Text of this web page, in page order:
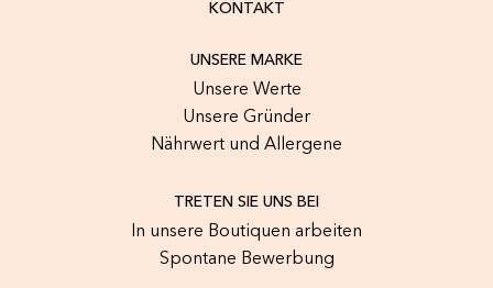
KONTAKT
UNSERE MARKE
Unsere Werte
Unsere Gründer
Nährwert und Allergene
TRETEN SIE UNS BEI
In unsere Boutiquen arbeiten
Spontane Bewerbung